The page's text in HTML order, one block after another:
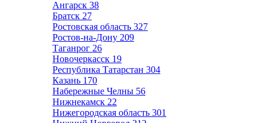
Ангарск 38
Братск 27
Ростовская область 327
Ростов-на-Дону 209
Таганрог 26
Новочеркасск 19
Республика Татарстан 304
Казань 170
Набережные Челны 56
Нижнекамск 22
Нижегородская область 301